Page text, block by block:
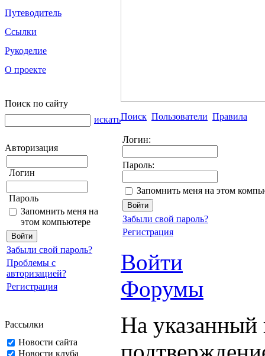
Путеводитель
Ссылки
Рукоделие
О проекте
Поиск по сайту
искать
Авторизация
Логин
Пароль
Запомнить меня на
этом компьютере
Забыли свой пароль?
Проблемы с
авторизацией?
Регистрация
Рассылки
Новости сайта
Новости клуба
Поиск Пользователи Правила
Логин:
Пароль:
Запомнить меня на этом
Забыли свой пароль?
Регистрация
Войти
Форумы
На указанный